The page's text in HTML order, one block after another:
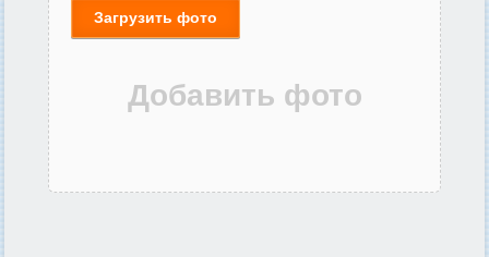
Загрузить фото